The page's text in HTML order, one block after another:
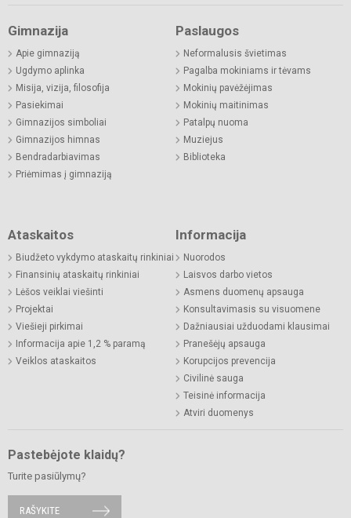
Gimnazija
Apie gimnaziją
Ugdymo aplinka
Misija, vizija, filosofija
Pasiekimai
Gimnazijos simboliai
Gimnazijos himnas
Bendradarbiavimas
Priėmimas į gimnaziją
Paslaugos
Neformalusis švietimas
Pagalba mokiniams ir tėvams
Mokinių pavėžėjimas
Mokinių maitinimas
Patalpų nuoma
Muziejus
Biblioteka
Ataskaitos
Biudžeto vykdymo ataskaitų rinkiniai
Finansinių ataskaitų rinkiniai
Lėšos veiklai viešinti
Projektai
Viešieji pirkimai
Informacija apie 1,2 % paramą
Veiklos ataskaitos
Informacija
Nuorodos
Laisvos darbo vietos
Asmens duomenų apsauga
Konsultavimasis su visuomene
Dažniausiai užduodami klausimai
Pranešėjų apsauga
Korupcijos prevencija
Civilinė sauga
Teisinė informacija
Atviri duomenys
Pastebėjote klaidų?
Turite pasiūlymų?
RAŠYKITE